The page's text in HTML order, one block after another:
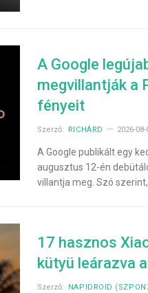
A Google
megvillantják a
fényeit
Szerző: RICHÁRD 2026-08-
A Google publikált egy
augusztus 12-én
villantja meg. Szó
17 hasznos
kütyü leárazva
Szerző: NAPIDROID